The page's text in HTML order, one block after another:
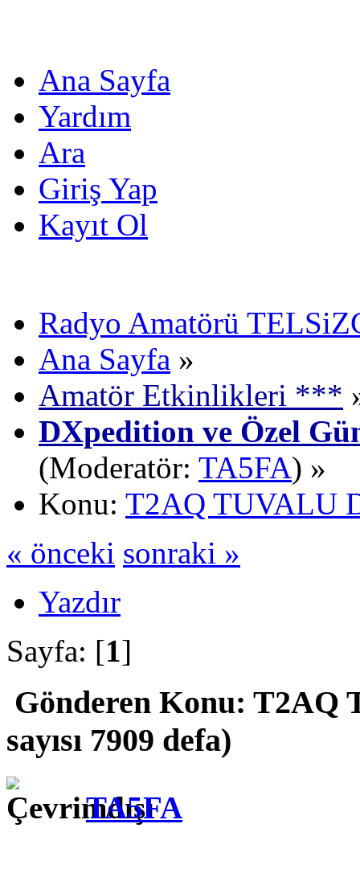
Ana Sayfa
Yardım
Ara
Giriş Yap
Kayıt Ol
Radyo Amatörü
Ana Sayfa »
Amatör Etkinlikleri ***
DXpedition ve Özel
(Moderatör: TA5FA) »
Konu: T2AQ TUVALU
« önceki sonraki »
Yazdır
Sayfa: [1]
Gönderen Konu: T2AQ
sayısı 7909 defa)
TA5FA